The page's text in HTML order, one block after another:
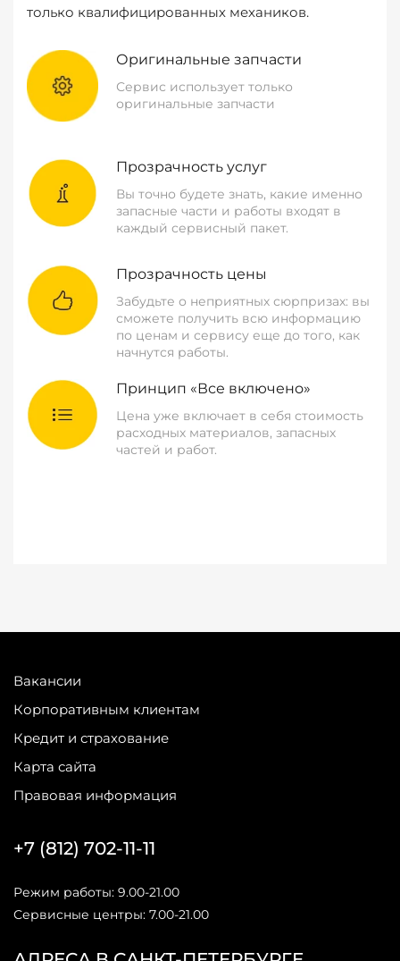
только квалифицированных механиков.
Оригинальные запчасти
Сервис использует только
оригинальные запчасти
Прозрачность услуг
Вы точно будете знать, какие именно
запасные части и работы входят в
каждый сервисный пакет.
Прозрачность цены
Забудьте о неприятных сюрпризах: вы
сможете получить всю информацию
по ценам и сервису еще до того, как
начнутся работы.
Принцип «Все включено»
Цена уже включает в себя стоимость
расходных материалов, запасных
частей и работ.
Вакансии
Корпоративным клиентам
Кредит и страхование
Карта сайта
Правовая информация
+7 (812) 702-11-11
Режим работы: 9.00-21.00
Сервисные центры: 7.00-21.00